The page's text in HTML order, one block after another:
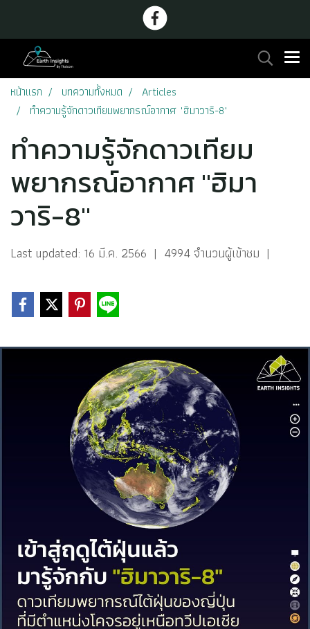
หน้าแรก บทความทั้งหมด
Articles
ทำความรู้จักดาวเทียมพยากรณ์อากาศ "ฮิมาวาริ-8"
ทำความรู้จักดาวเทียม
พยากรณ์อากาศ "ฮิมา
วาริ-8"
Last updated: 16 มี.ค. 2566 | 4994 จำนวนผู้เข้าชม |